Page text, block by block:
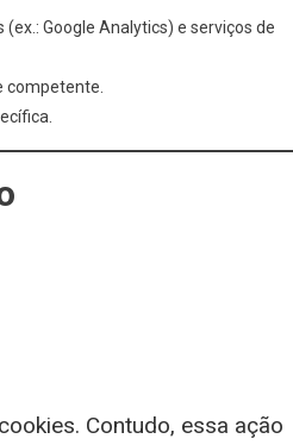
Google Analytics) e serviços de
competente.
Contudo, essa ação